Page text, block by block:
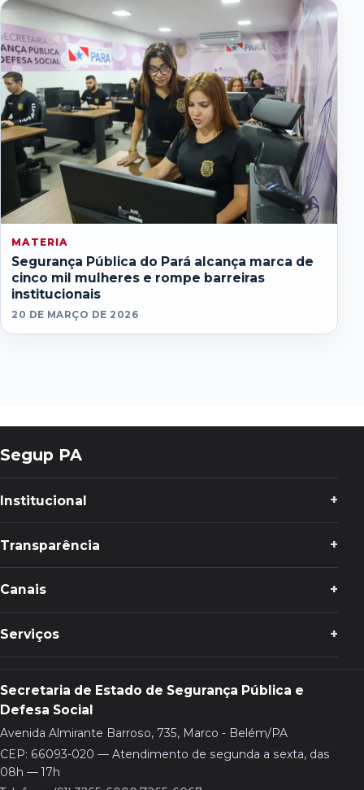
MATERIA
Segurança Pública do Pará alcança marca de
cinco mil mulheres e rompe barreiras
institucionais
20 DE MARÇO DE 2026
Segup PA
Institucional
Transparência
Canais
Serviços
Secretaria de Estado de Segurança Pública e
Defesa Social
Avenida Almirante Barroso, 735, Marco - Belém/PA
CEP: 66093-020 — Atendimento de segunda a sexta, das
08h — 17h